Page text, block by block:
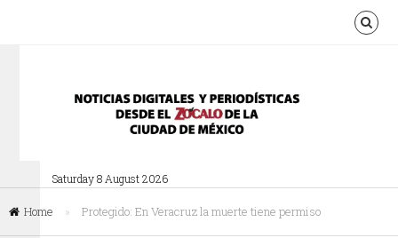
Saturday 8 August 2026
Home » Protegido: En Veracruz la muerte tiene permiso